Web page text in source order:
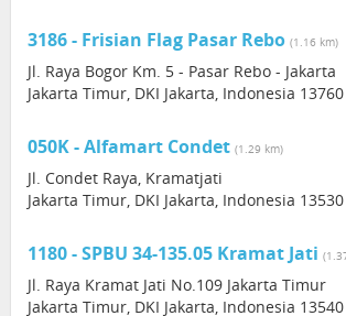
3186 - Frisian Flag Pasar Rebo (1.16 km)
Jl. Raya Bogor Km. 5 - Pasar Rebo - Jakarta
Jakarta Timur, DKI Jakarta, Indonesia 13760
050K - Alfamart Condet (1.29 km)
Jl. Condet Raya, Kramatjati
Jakarta Timur, DKI Jakarta, Indonesia 13530
1180 - SPBU 34-135.05 Kramat Jati
Jl. Raya Kramat Jati No.109 Jakarta Timur
Jakarta Timur, DKI Jakarta, Indonesia 13540